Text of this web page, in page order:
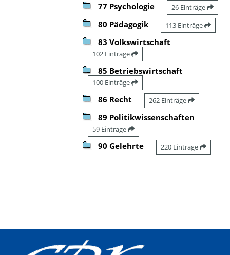
77 Psychologie 26 Einträge
80 Pädagogik 113 Einträge
83 Volkswirtschaft
102 Einträge
85 Betriebswirtschaft
100 Einträge
86 Recht 262 Einträge
89 Politikwissenschaften
59 Einträge
90 Gelehrte 220 Einträge